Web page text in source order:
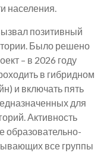
населения.
позитивный
Было решено
– в 2026 году
в гибридном
и включать пять
для
Активность
образовательно-
все группы